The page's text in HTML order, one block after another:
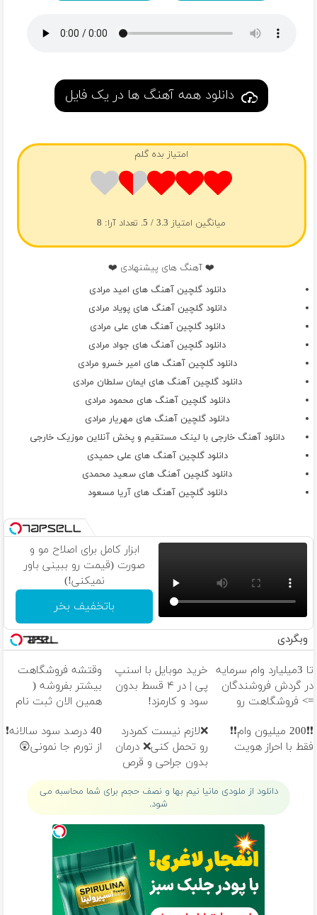
آهای گل
سلامتی گل که
دانلود همه آهنگ ها در یک فایل
امتیاز بده گلم
میانگین امتیاز 3.3/ 5. تعداد آرا: 8
❤️ آهنگ های پیشنهادی ❤️
دانلود گلچین آهنگ های امید مرادی
دانلود گلچین آهنگ های پویاد مرادی
دانلود گلچین آهنگ های علی مرادی
دانلود گلچین آهنگ های جواد مرادی
دانلود گلچین آهنگ های امیر خسرو مرادی
دانلود گلچین آهنگ های ایمان سلطان مرادی
دانلود گلچین آهنگ های محمود مرادی
دانلود گلچین آهنگ های مهریار مرادی
دانلود آهنگ خارجی با لینک مستقیم و پخش آنلاین موزیک خارجی
دانلود گلچین آهنگ های علی حمیدی
دانلود گلچین آهنگ های سعید محمدی
دانلود گلچین آهنگ های آریا مسعود
ابزار کامل برای اصلاح مو و
صورت (قیمت رو ببینی باور
نمیکنی!)
باتخفیف بخر
وبگردی
تا 3میلیارد وام سرمایه
در گردش فروشندگان
=> فروشگاهت رو
خرید موبایل با اسنپ
پی | در ۴ قسط بدون
سود و کارمزد!
وقتشه فروشگاهت
بیشتر بفروشه (
همین الان ثبت نام
❗❗200 میلیون وام❗❗
فقط با احراز هویت
❌لازم نیست کمردرد
رو تحمل کنی❌ درمان
بدون جراحی و قرص
(پرسشنامه)
40 درصد سود سالانه❗
از تورم جا نمونی😲
دانلود از ملودی مانیا نیم بها و نصف حجم برای شما محاسبه می
شود.